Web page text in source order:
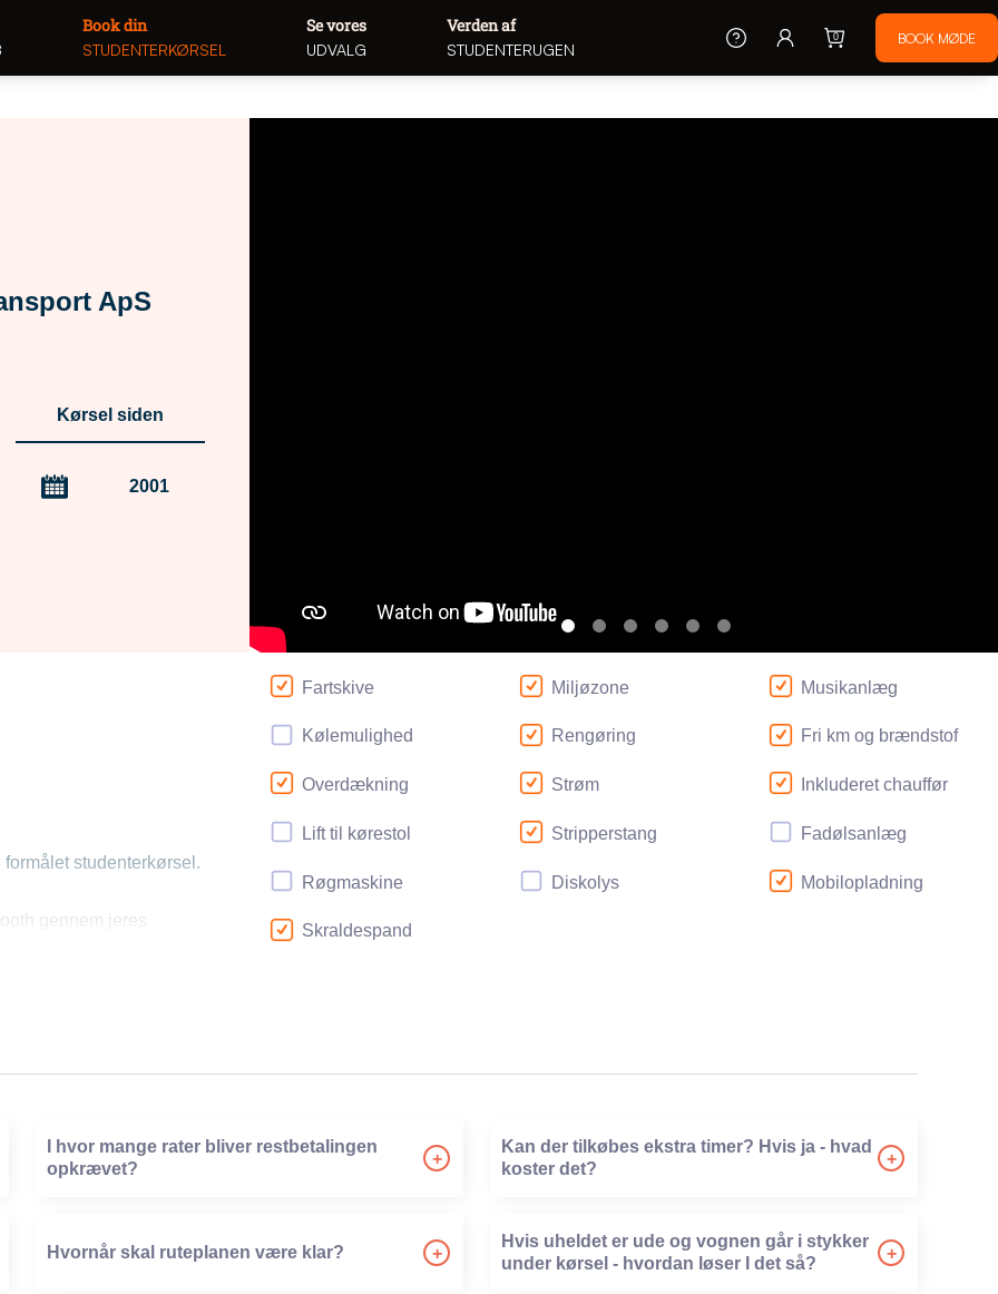
Book din
STUDENTERKØRSEL
Se vores
UDVALG
Verden af
STUDENTERUGEN
0
ApS
Kørsel siden
2001
studenterkørsel.
gennem jeres
på dem.
krav til
Fartskive Miljøzone Musikanlæg
Kølemulighed Rengøring Fri km og brændstof
Overdækning Strøm Inkluderet chauffør
Lift til kørestol Stripperstang Fadølsanlæg
Røgmaskine Diskolys Mobilopladning
Skraldespand
I hvor mange rater bliver restbetalingen
opkrævet?
+
Hvornår skal ruteplanen være klar?
+
Kan der tilkøbes ekstra timer? Hvis ja - hvad
koster det?
+
Hvis uheldet er ude og vognen går i stykker
under kørsel - hvordan løser I det så?
+